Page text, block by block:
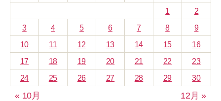
1
2
3
4 5 6 7 8
9
10
11 12 13 14 15
16
17
18 19 20 21 22
23
24
25 26 27 28 29 30
« 10月 12月 »